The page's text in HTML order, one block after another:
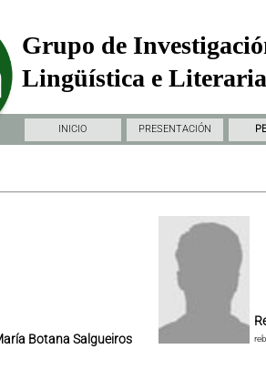
Grupo de
Lingüística e
INICIO PRESENTACIÓN
Botana Salgueiros